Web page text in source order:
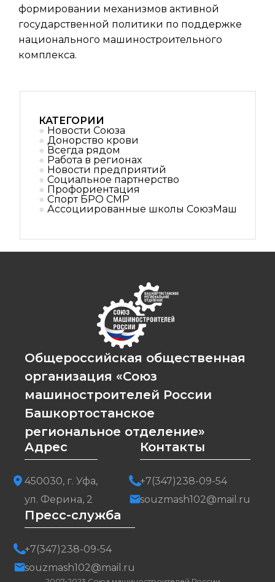
формировании механизмов активной
государственной политики по поддержке
национального машиностроительного
комплекса.
КАТЕГОРИИ
Новости Союза
Донорство крови
Всегда рядом
Работа в регионах
Новости предприятий
Социальное партнерствo
Профориентация
Спорт БРО СМР
Ассоциированные школы СоюзМаш
Общероссийская общественная
организация «Союз
машиностроителей России
Башкортостанское
региональное отделение»
Адрес
450030, г. Уфа,
ул. Ферина, 2
Контакты
+7(347)238-09-54
souzmash102@mail.ru
Пресс-служба
+7(347)238-09-54
souzmash102@mail.ru